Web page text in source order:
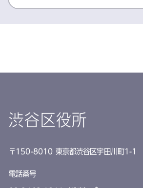
渋谷区役所
〒150-8010 東京都渋谷区宇田川町1-1
電話番号